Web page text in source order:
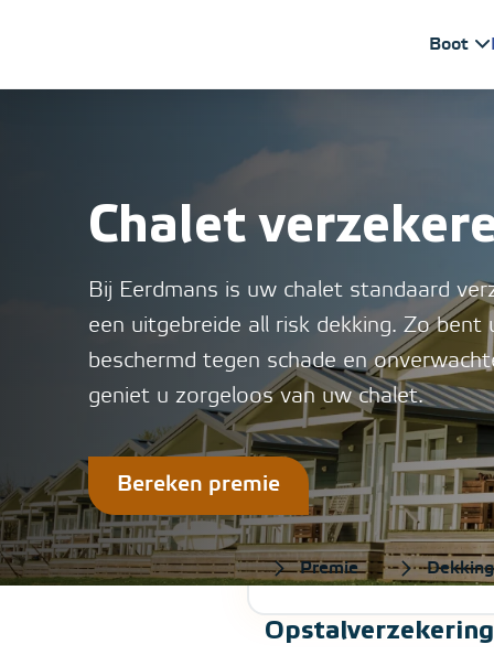
Boot
Chalet
Bij Eerdmans is uw chalet standaard
een uitgebreide all risk dekking. Zo bent
beschermd tegen schade en
geniet u zorgeloos van uw chalet.
Bereken premie
Home>chalet verzekeren
Premie